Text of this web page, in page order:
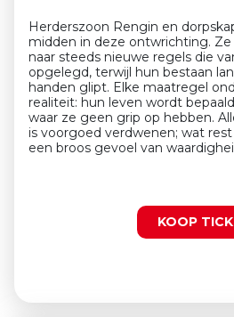
Herderszoon Rengin en
midden in deze ontwrichting.
naar steeds nieuwe regels die
opgelegd, terwijl hun bestaan
handen glipt. Elke maatregel
realiteit: hun leven wordt
waar ze geen grip op hebben.
is voorgoed verdwenen; wat
een broos gevoel van
KOOP